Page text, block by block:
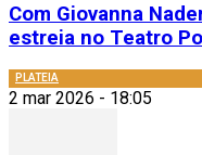
Com Giovanna
estreia no Teatro
PLATEIA
2 mar 2026 - 18:05